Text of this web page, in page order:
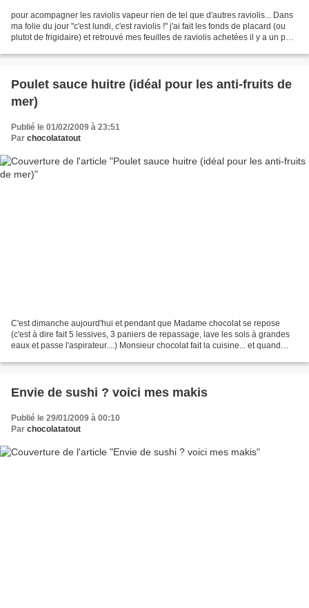
pour acompagner les raviolis vapeur rien de tel que d'autres raviolis... Dans
ma folie du jour "c'est lundi, c'est raviolis !" j'ai fait les fonds de placard (ou
plutot de frigidaire) et retrouvé mes feuilles de raviolis achetées il y a un petit
Poulet sauce huitre (idéal pour les anti-fruits de
mer)
Publié le 01/02/2009 à 23:51
Par chocolatatout
C'est dimanche aujourd'hui et pendant que Madame chocolat se repose
(c'est à dire fait 5 lessives, 3 paniers de repassage, lave les sols à grandes
eaux et passe l'aspirateur....) Monsieur chocolat fait la cuisine... et quand
Envie de sushi ? voici mes makis
Publié le 29/01/2009 à 00:10
Par chocolatatout